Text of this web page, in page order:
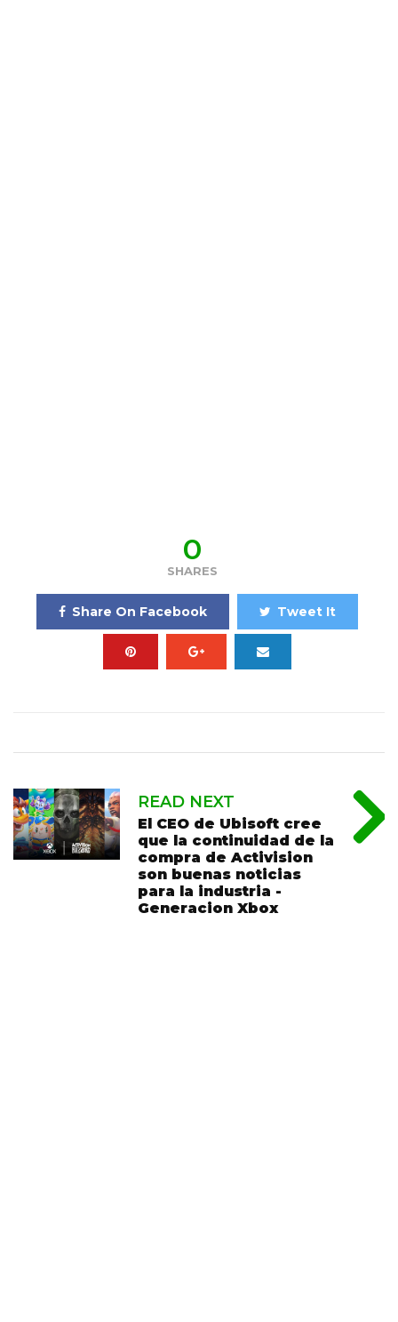
0
SHARES
Share On Facebook Tweet It
READ NEXT
El CEO de Ubisoft cree
que la continuidad de la
compra de Activision
son buenas noticias
para la industria -
Generacion Xbox